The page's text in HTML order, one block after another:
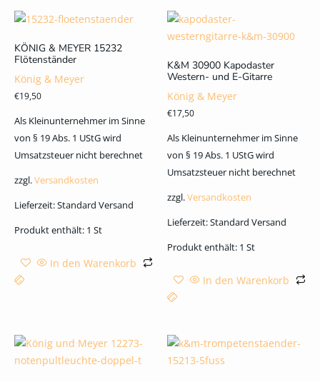
KÖNIG & MEYER 15232
Flötenständer
König & Meyer
€19,50
Als Kleinunternehmer im Sinne
von § 19 Abs. 1 UStG wird
Umsatzsteuer nicht berechnet
zzgl.Versandkosten
Lieferzeit:Standard Versand
Produkt enthält: 1 St
In den Warenkorb
K&M 30900 Kapodaster
Western- und E-Gitarre
König & Meyer
€17,50
Als Kleinunternehmer im Sinne
von § 19 Abs. 1 UStG wird
Umsatzsteuer nicht berechnet
zzgl.Versandkosten
Lieferzeit:Standard Versand
Produkt enthält: 1 St
In den Warenkorb